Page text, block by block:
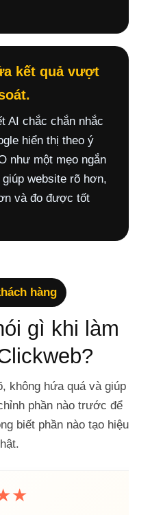
kết quả vượt
AI chắc chắn nhắc
hiển thị theo ý
như một mẹo ngắn
website rõ hơn,
và đo được tốt
hàng
gì khi làm
không hứa quá và giúp
phần nào trước để
biết phần nào tạo hiệu